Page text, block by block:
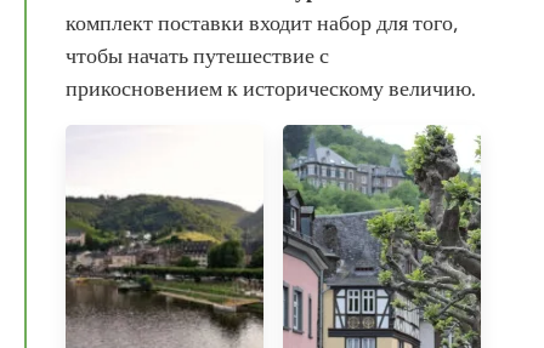
комплект поставки входит набор для того,
чтобы начать путешествие с
прикосновением к историческому величию.